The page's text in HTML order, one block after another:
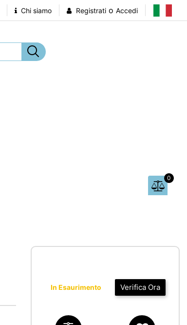
Chi siamo Registrati o Accedi
0
Verifica Ora
In Esaurimento